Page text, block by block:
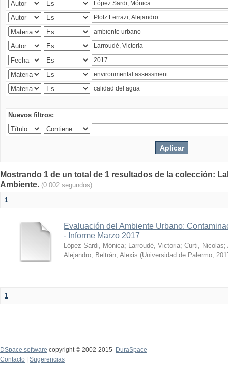
Nuevos filtros:
Mostrando 1 de un total de 1 resultados de la colección:
Ambiente. (0.002 segundos)
1
Evaluación del Ambiente Urbano:
- Informe Marzo 2017
López Sardi, Mónica; Larroudé, Victoria; Curti, Nicolas;
Alejandro; Beltrán, Alexis (Universidad de Palermo,
1
DSpace software copyright © 2002-2015
DuraSpace
Contacto
Sugerencias